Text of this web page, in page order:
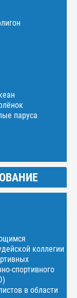
паруса
коллегии
спортивного
в области